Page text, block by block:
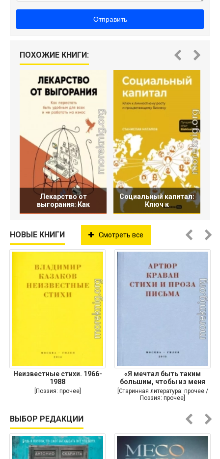
Отправить
ПОХОЖИЕ КНИГИ:
Лекарство от
выгорания: Как
Социальный капитал:
Ключ к
НОВЫЕ КНИГИ Смотреть все
Неизвестные стихи. 1966-
1988
[Поэзия: прочее]
«Я мечтал быть таким
большим, чтобы из меня
[Старинная литература: прочее /
Поэзия: прочее]
ВЫБОР РЕДАКЦИИ